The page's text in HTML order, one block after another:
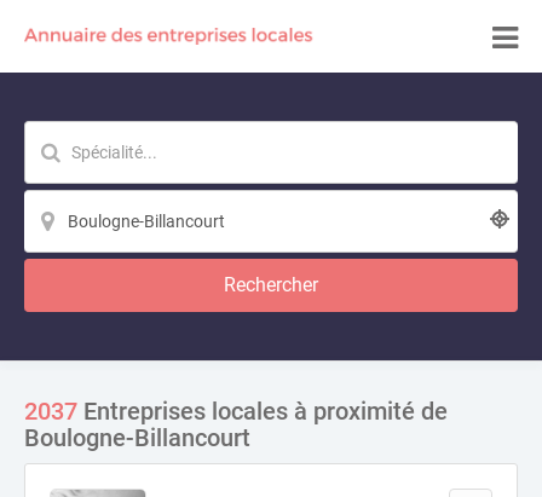
Rechercher
2037 Entreprises locales à proximité de
Boulogne-Billancourt